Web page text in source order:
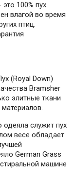
100% пух
влагой во время
птиц.
(Royal Down)
Bramsher
элитные ткани
одеяла служит пух
весе обладает
German Grass
машине